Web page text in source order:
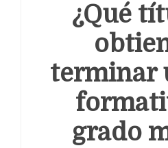
¿Qué
terminar
grado